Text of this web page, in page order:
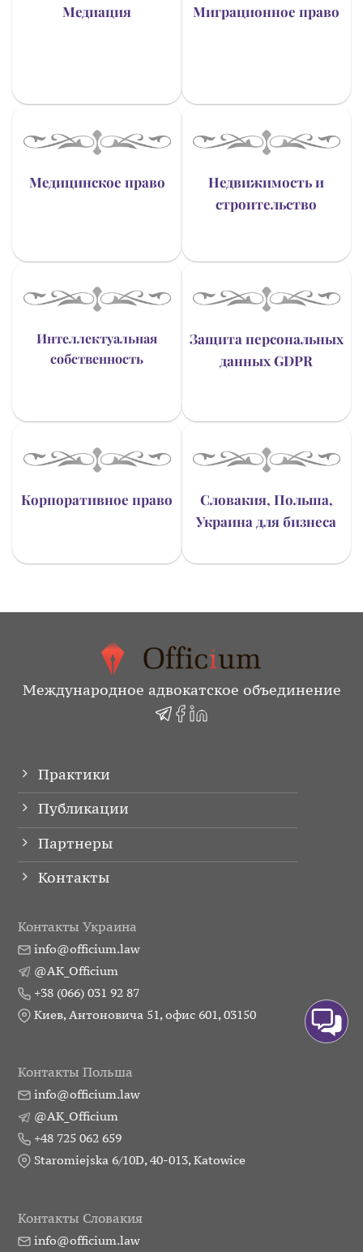
Медиация Миграционное право
Медицинское право
Недвижимость и
строительство
Интеллектуальная
собственность
Защита персональных
данных GDPR
Корпоративное право
Словакия, Польша,
Украина для бизнеса
Международное адвокатское объединение
Практики
Публикации
Партнеры
Контакты
Контакты Украина
info@officium.law
@AK_Officium
+38 (066) 031 92 87
Киев, Антоновича 51, офис 601, 03150
Контакты Польша
info@officium.law
@AK_Officium
+48 725 062 659
Staromiejska 6/10D, 40-013, Katowice
Контакты Словакия
info@officium.law